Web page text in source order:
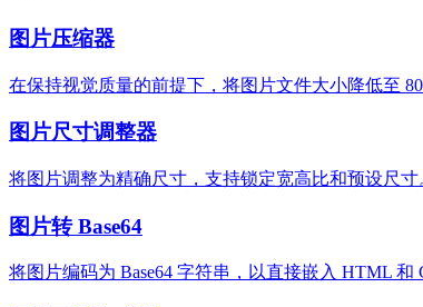
图片压缩器
在保持视觉质量的前提下，将图片文件大小降低至
图片尺寸调整器
将图片调整为精确尺寸，支持锁定宽高比和预设尺寸
图片转 Base64
将图片编码为 Base64 字符串，以直接嵌入 HTML 和